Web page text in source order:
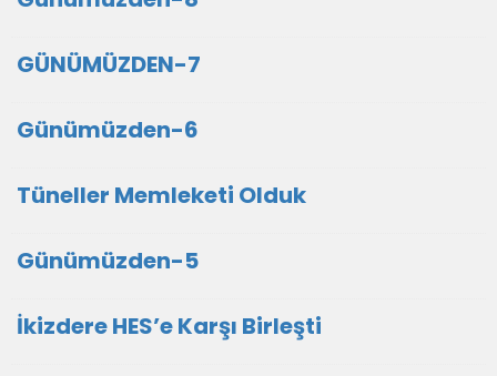
GÜNÜMÜZDEN-7
Günümüzden-6
Tüneller Memleketi Olduk
Günümüzden-5
İkizdere HES’e Karşı Birleşti